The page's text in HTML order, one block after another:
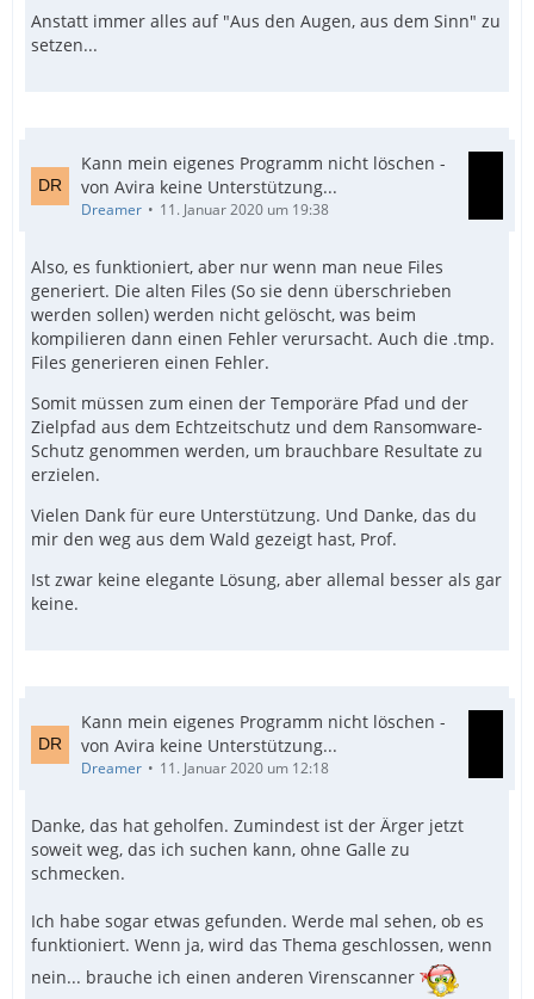
Anstatt immer alles auf "Aus den Augen, aus dem Sinn" zu
setzen...
Kann mein eigenes Programm nicht löschen -
von Avira keine Unterstützung...
Dreamer 11. Januar 2020 um 19:38
Also, es funktioniert, aber nur wenn man neue Files
generiert. Die alten Files (So sie denn überschrieben
werden sollen) werden nicht gelöscht, was beim
kompilieren dann einen Fehler verursacht. Auch die .tmp.
Files generieren einen Fehler.
Somit müssen zum einen der Temporäre Pfad und der
Zielpfad aus dem Echtzeitschutz und dem Ransomware-
Schutz genommen werden, um brauchbare Resultate zu
erzielen.
Vielen Dank für eure Unterstützung. Und Danke, das du
mir den weg aus dem Wald gezeigt hast, Prof.
Ist zwar keine elegante Lösung, aber allemal besser als gar
keine.
Kann mein eigenes Programm nicht löschen -
von Avira keine Unterstützung...
Dreamer 11. Januar 2020 um 12:18
Danke, das hat geholfen. Zumindest ist der Ärger jetzt
soweit weg, das ich suchen kann, ohne Galle zu
schmecken.
Ich habe sogar etwas gefunden. Werde mal sehen, ob es
funktioniert. Wenn ja, wird das Thema geschlossen, wenn
nein... brauche ich einen anderen Virenscanner